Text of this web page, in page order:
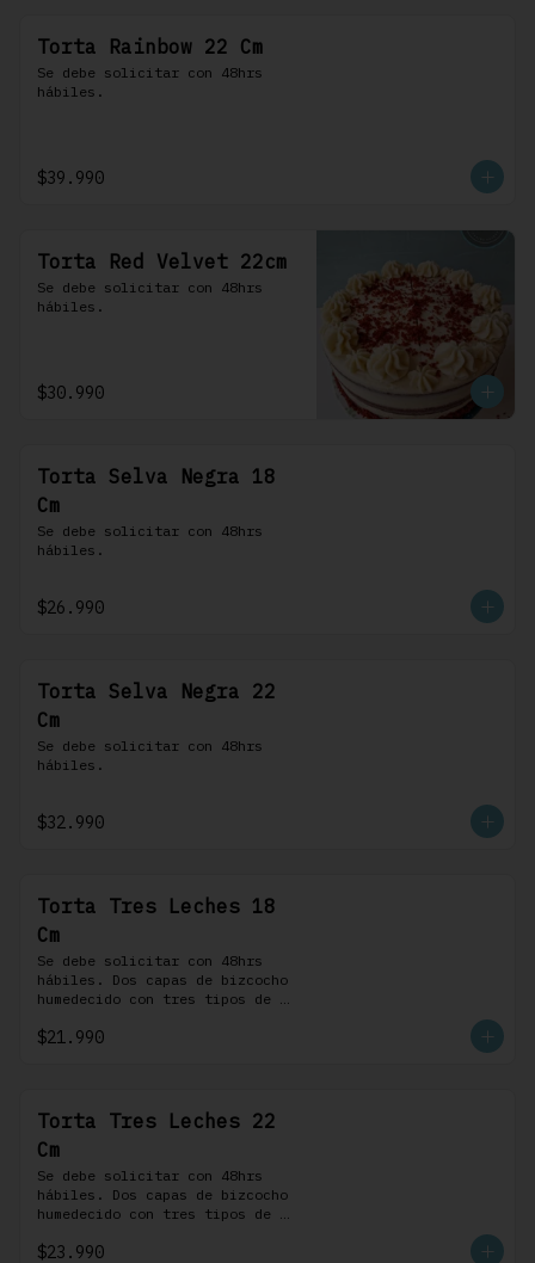
Torta Rainbow 22 Cm
Se debe solicitar con 48hrs
hábiles.
$39.990
Torta Red Velvet 22cm
Se debe solicitar con 48hrs
hábiles.
$30.990
Torta Selva Negra 18
Cm
Se debe solicitar con 48hrs
hábiles.
$26.990
Torta Selva Negra 22
Cm
Se debe solicitar con 48hrs
hábiles.
$32.990
Torta Tres Leches 18
Cm
Se debe solicitar con 48hrs
hábiles. Dos capas de bizcocho
humedecido con tres tipos de
pastelera, cubierta con
$21.990
Torta Tres Leches 22
Cm
Se debe solicitar con 48hrs
hábiles. Dos capas de bizcocho
humedecido con tres tipos de
pastelera, cubierta con
$23.990